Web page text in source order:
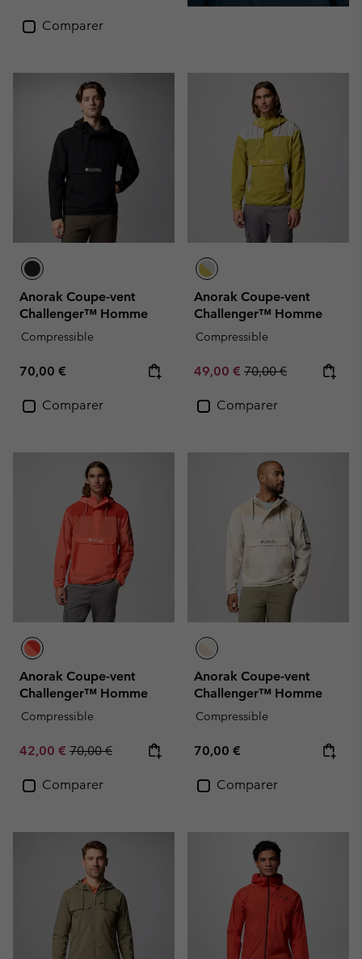
Comparer
Anorak Coupe-vent
Challenger™ Homme
Compressible
Regular price:
70,00 €
Comparer
Anorak Coupe-vent
Challenger™ Homme
Compressible
Sale price:
49,00 € Regular price:
70,00 €
Comparer
Anorak Coupe-vent
Challenger™ Homme
Compressible
Sale price:
42,00 € Regular price:
70,00 €
Comparer
Anorak Coupe-vent
Challenger™ Homme
Compressible
Regular price:
70,00 €
Comparer